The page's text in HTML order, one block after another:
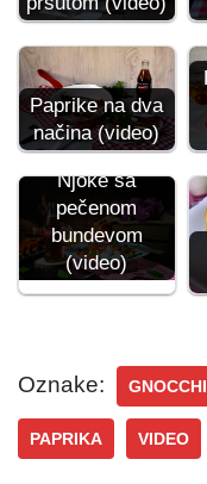
Paprike na dva
načina (video)
Njoke sa
pečenom
bundevom
(video)
Oznake: GNOCCHI
PAPRIKA VIDEO